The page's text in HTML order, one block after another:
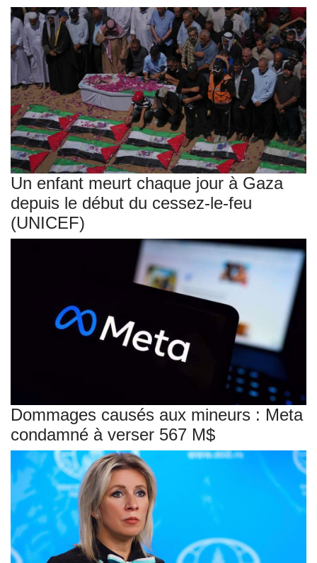
Un enfant meurt chaque jour à Gaza
depuis le début du cessez-le-feu
(UNICEF)
Dommages causés aux mineurs : Meta
condamné à verser 567 M$